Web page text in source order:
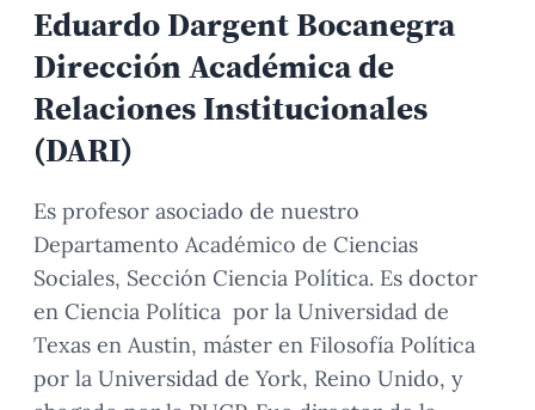
Eduardo Dargent Bocanegra
Dirección Académica de
Relaciones Institucionales
(DARI)
Es profesor asociado de nuestro
Departamento Académico de Ciencias
Sociales, Sección Ciencia Política. Es doctor
en Ciencia Política por la Universidad de
Texas en Austin, máster en Filosofía Política
por la Universidad de York, Reino Unido, y